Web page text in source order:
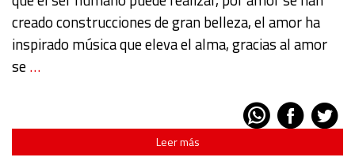
creado construcciones de gran belleza, el amor ha
inspirado música que eleva el alma, gracias al amor
se…
Leer más